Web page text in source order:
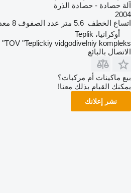
آلة حصادة - حصادة الذرة
2004
اتساع الخطف 5.6 متر عدد الصفوف 8
أوكرانيا، Teplik
TOV "Teplickiy vidgodivelniy kompleks"
الاتصال بالبائع
بيع ماكينات أم مركبات؟
يمكنك القيام بذلك معنا!
نشر إعلانك